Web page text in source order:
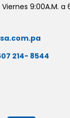
9:00A.M. a
214- 8544